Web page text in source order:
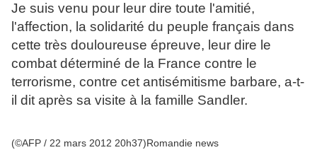
Je suis venu pour leur dire toute l'amitié,
l'affection, la solidarité du peuple français dans
cette très douloureuse épreuve, leur dire le
combat déterminé de la France contre le
terrorisme, contre cet antisémitisme barbare, a-t-
il dit après sa visite à la famille Sandler.
(©AFP / 22 mars 2012 20h37)Romandie news